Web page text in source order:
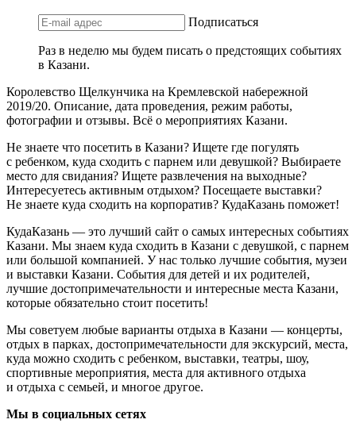
Подписаться
Раз в неделю мы будем писать о предстоящих событиях
в Казани.
Королевство Щелкунчика на Кремлевской набережной
2019/20. Описание, дата проведения, режим работы,
фотографии и отзывы. Всё о мероприятиях Казани.
Не знаете что посетить в Казани? Ищете где погулять
с ребенком, куда сходить с парнем или девушкой? Выбираете
место для свидания? Ищете развлечения на выходные?
Интересуетесь активным отдыхом? Посещаете выставки?
Не знаете куда сходить на корпоратив? КудаКазань поможет!
КудаКазань — это лучший сайт о самых интересных событиях
Казани. Мы знаем куда сходить в Казани с девушкой, с парнем
или большой компанией. У нас только лучшие события, музеи
и выставки Казани. События для детей и их родителей,
лучшие достопримечательности и интересные места Казани,
которые обязательно стоит посетить!
Мы советуем любые варианты отдыха в Казани — концерты,
отдых в парках, достопримечательности для экскурсий, места,
куда можно сходить с ребенком, выставки, театры, шоу,
спортивные мероприятия, места для активного отдыха
и отдыха с семьей, и многое другое.
Мы в социальных сетях